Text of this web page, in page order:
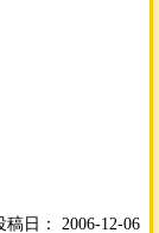
稿日： 2006-12-06